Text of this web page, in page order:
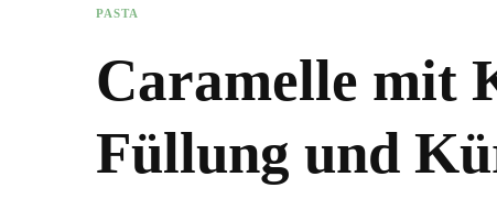
PASTA
Caramelle mit
Füllung und